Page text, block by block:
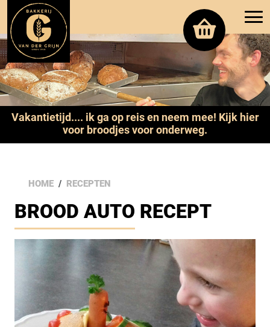
Vakantietijd.... ik ga op reis en neem mee! Kijk hier
voor broodjes voor onderweg.
HOME RECEPTEN
BROOD AUTO RECEPT